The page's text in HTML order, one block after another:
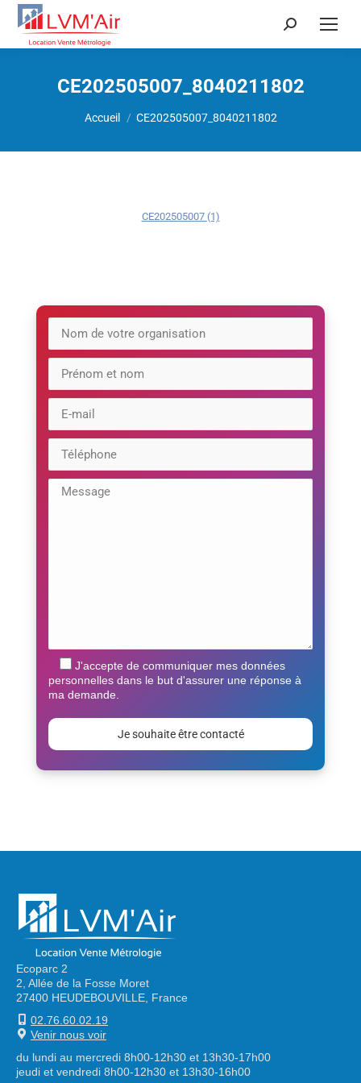
Recherche
CE202505007_8040211802
Accueil CE202505007_8040211802
CE202505007 (1)
J'accepte de communiquer mes données
personnelles dans le but d'assurer une réponse à
ma demande.
laisser
champ
vide.
Ecoparc 2
2, Allée de la Fosse Moret
27400 HEUDEBOUVILLE, France
02.76.60.02.19
Venir nous voir
du lundi au mercredi 8h00-12h30 et 13h30-17h00
jeudi et vendredi 8h00-12h30 et 13h30-16h00